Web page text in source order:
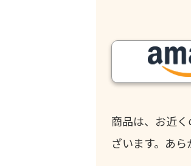
商品は、お近
ざいます。あら